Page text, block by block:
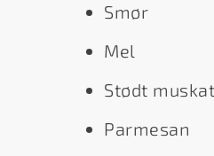
Smør
Mel
Stødt muskat
Parmesan